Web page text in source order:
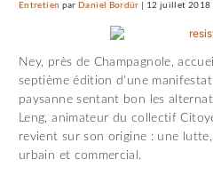
Entretien parDaniel Bordür | 12 juillet 2018
Ney, près de Champagnole,
septième édition d'une
paysanne sentant bon les
Leng, animateur du collectif
revient sur son origine : une
urbain et commercial.